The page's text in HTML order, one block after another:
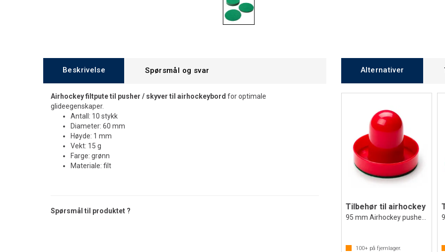
Beskrivelse Spørsmål og svar
Airhockey filtpute til pusher / skyver til airhockeybord for optimale
glideegenskaper.
Antall: 10 stykk
Diameter: 60 mm
Høyde: 1 mm
Vekt: 15 g
Farge: grønn
Materiale: filt
Spørsmål til produktet ?
Alternativer
Tilbehør til airhockey
100+ på fjernlager.